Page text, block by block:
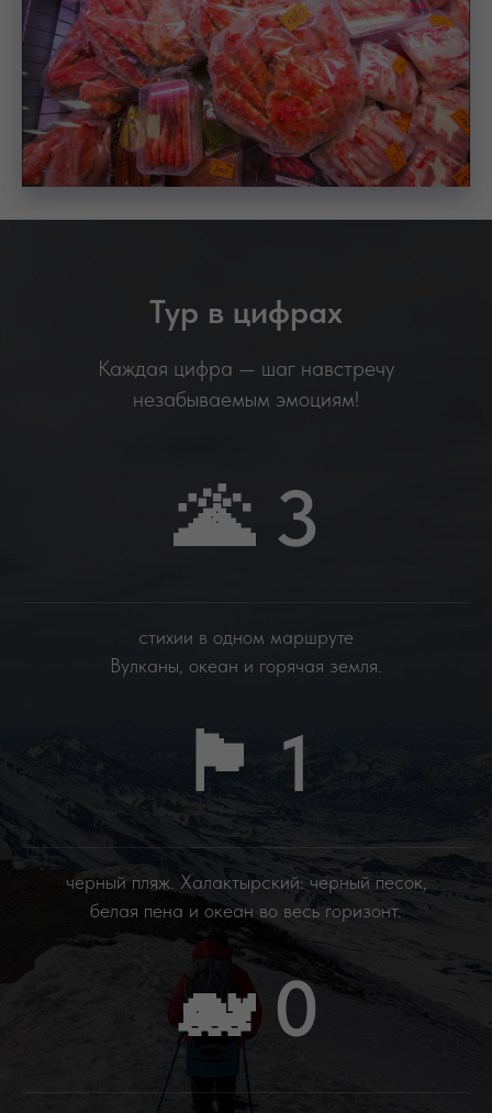
Тур в цифрах
Каждая цифра — шаг навстречу
незабываемым эмоциям!
🌋 3
стихии в одном маршруте
Вулканы, океан и горячая земля.
🏴 1
черный пляж. Халактырский: черный песок,
белая пена и океан во весь горизонт.
🐋 0